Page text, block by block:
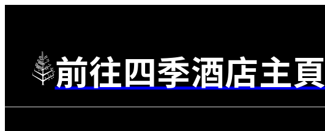
前往四季酒店主頁